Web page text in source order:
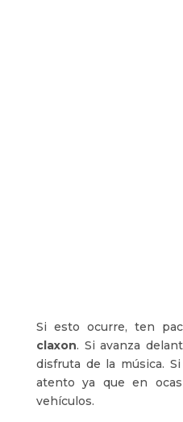
Si esto ocurre, ten
claxon. Si avanza
disfruta de la música.
atento ya que en
vehículos.